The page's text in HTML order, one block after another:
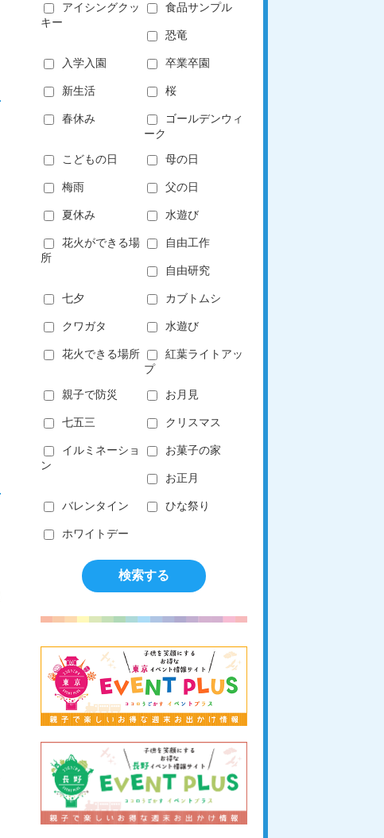
アイシングクッ
キー
食品サンプル
恐竜
入学入園 卒業卒園
新生活 桜
春休み
ゴールデンウィ
ーク
こどもの日 母の日
梅雨 父の日
夏休み 水遊び
花火ができる場
所
自由工作
自由研究
七夕 カブトムシ
クワガタ 水遊び
花火できる場所
紅葉ライトアッ
プ
親子で防災 お月見
七五三 クリスマス
イルミネーショ
ン
お菓子の家
お正月
バレンタイン ひな祭り
ホワイトデー